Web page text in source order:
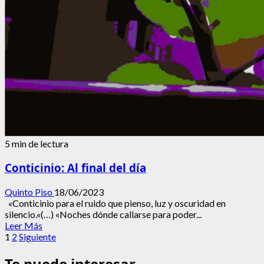
5 min de lectura
Conticinio: Al final del día
Quinto Piso 18/06/2023
«Conticinio para el ruido que pienso, luz y oscuridad en
silencio.«(…) «Noches dónde callarse para poder...
Leer Más
más
Paginación
de
1 2 Siguiente